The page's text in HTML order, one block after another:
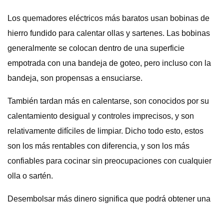
Los quemadores eléctricos más baratos usan bobinas de
hierro fundido para calentar ollas y sartenes. Las bobinas
generalmente se colocan dentro de una superficie
empotrada con una bandeja de goteo, pero incluso con la
bandeja, son propensas a ensuciarse.
También tardan más en calentarse, son conocidos por su
calentamiento desigual y controles imprecisos, y son
relativamente difíciles de limpiar. Dicho todo esto, estos
son los más rentables con diferencia, y son los más
confiables para cocinar sin preocupaciones con cualquier
olla o sartén.
Desembolsar más dinero significa que podrá obtener una